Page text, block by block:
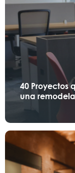
40 Proyectos
una